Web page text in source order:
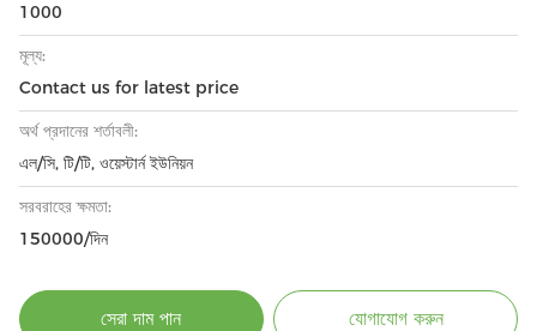
1000
মূল্য:
Contact us for latest price
অর্থ প্রদানের শর্তাবলী:
এল/সি, টি/টি, ওয়েস্টার্ন ইউনিয়ন
সরবরাহের ক্ষমতা:
150000/দিন
সেরা দাম পান যোগাযোগ করুন